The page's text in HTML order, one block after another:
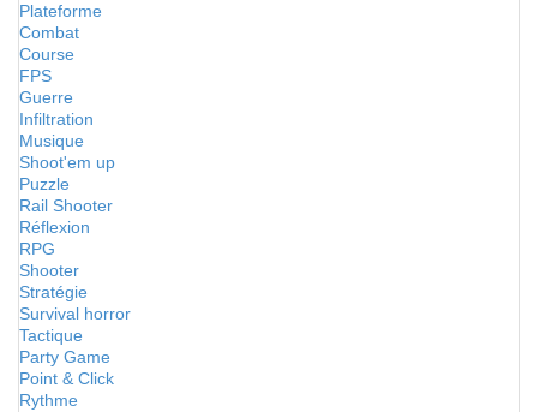
Plateforme
Combat
Course
FPS
Guerre
Infiltration
Musique
Shoot'em up
Puzzle
Rail Shooter
Réflexion
RPG
Shooter
Stratégie
Survival horror
Tactique
Party Game
Point & Click
Rythme